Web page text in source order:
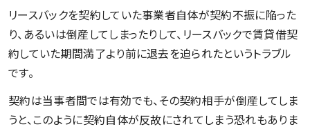
リースバックを契約していた事業者自体が契約不振に陥った
り、あるいは倒産してしまったりして、リースバックで賃貸借契
約していた期間満了より前に退去を迫られたというトラブル
です。
契約は当事者間では有効でも、その契約相手が倒産してしま
うと、このように契約自体が反故にされてしまう恐れもありま